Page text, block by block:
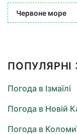
Червоне море
ПОПУЛЯРНІ
Погода в Ізмаїлі
Погода в Новій
Погода в